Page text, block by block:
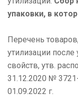
упаковки, в
Перечень
утилизации после
свойств, утв.
31.12.2020 №
01.09.2022 г.